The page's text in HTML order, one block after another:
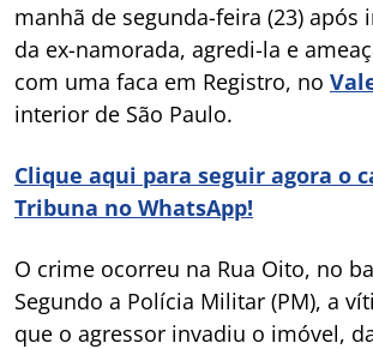
manhã de segunda-feira (23) após
da ex-namorada, agredi-la e
com uma faca em Registro, no
interior de São Paulo.
Clique aqui para seguir agora o
Tribuna no WhatsApp!
O crime ocorreu na Rua Oito, no
Segundo a Polícia Militar (PM), a
que o agressor invadiu o imóvel,